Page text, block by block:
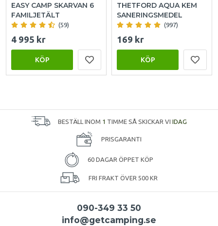
EASY CAMP SKARVAN 6
FAMILJETÄLT
(59)
4 995 kr
KÖP
THETFORD AQUA KEM
SANERINGSMEDEL
(997)
169 kr
KÖP
BESTÄLL INOM 1 TIMME SÅ SKICKAR VI IDAG
PRISGARANTI
60 DAGAR ÖPPET KÖP
FRI FRAKT ÖVER 500 KR
090-349 33 50
info@getcamping.se